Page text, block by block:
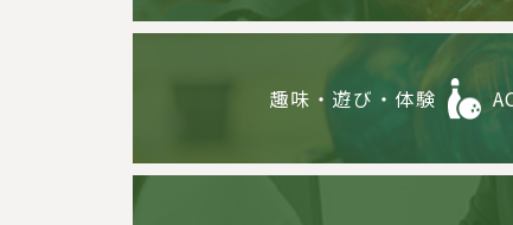
趣味・遊び・体験